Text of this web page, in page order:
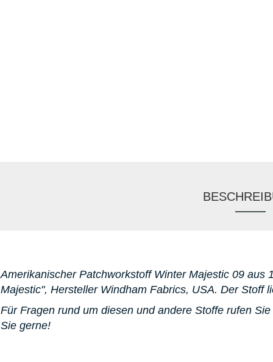
Amerikanischer Patchworkstoff Winter Majestic 09 aus
Majestic", Hersteller Windham Fabrics, USA. Der Stoff
Für Fragen rund um diesen und andere Stoffe rufen
Sie gerne!